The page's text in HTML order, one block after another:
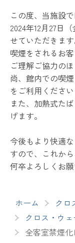
この度、当施設
2024年12月27日
せていただきます
喫煙をされるお
ご理解ご協力の
尚、館内での喫
をご利用ください
また、加熱式た
げます。
今後もより快適
すので、これか
何卒よろしくお願
ホーム
クロ
クロス・ウ
全客室禁煙